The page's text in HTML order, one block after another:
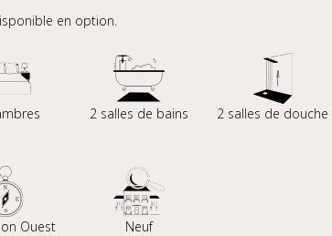
en option.
2 salles de bains 2 salles de douche
Ouest Neuf